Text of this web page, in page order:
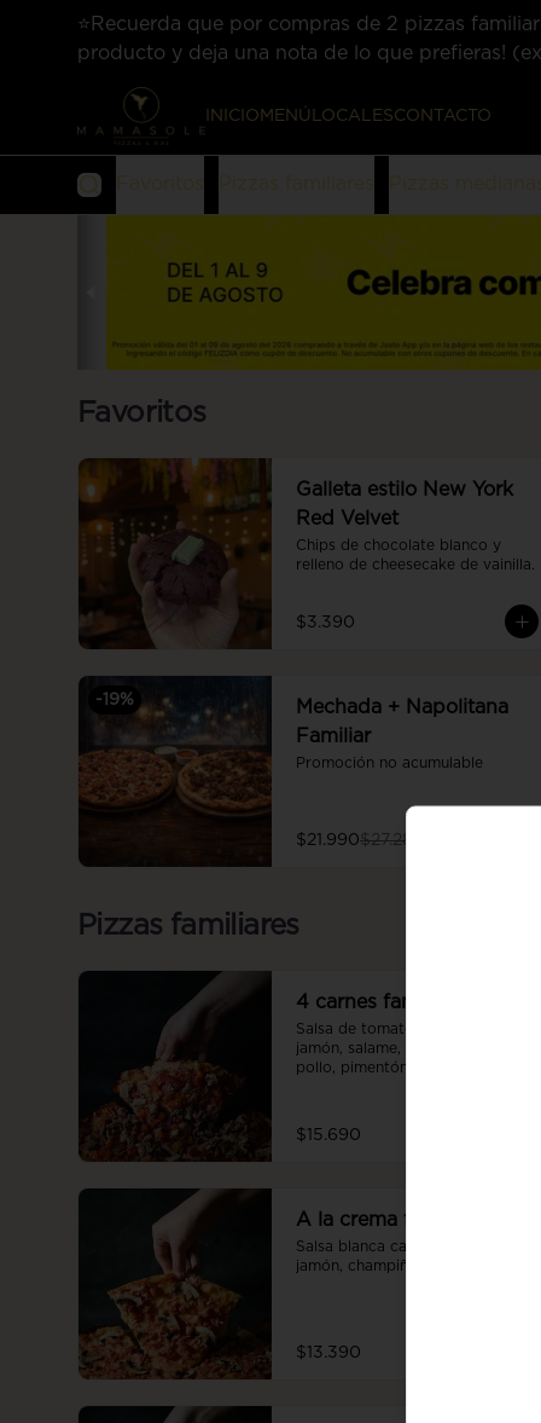
⭐Recuerda que por compras de 2 pizzas
producto y deja una nota de lo que prefieras!
INICIO MENÚ LOCALESCONTACTO
Favoritos
Galleta estilo New York
Red Velvet
Chips de chocolate blanco y
relleno de cheesecake de vainilla.
$3.390
-19%
Mechada + Napolitana
Familiar
Promoción no acumulable
$21.990$27.280
Pizzas familiares
4 carnes familiar
Salsa de tomate casera, queso,
jamón, salame, posta molida,
pollo, pimentón, tomate,
$15.690
A la crema familiar
Salsa blanca casera, queso,
jamón, champiñón, tocino.
$13.390